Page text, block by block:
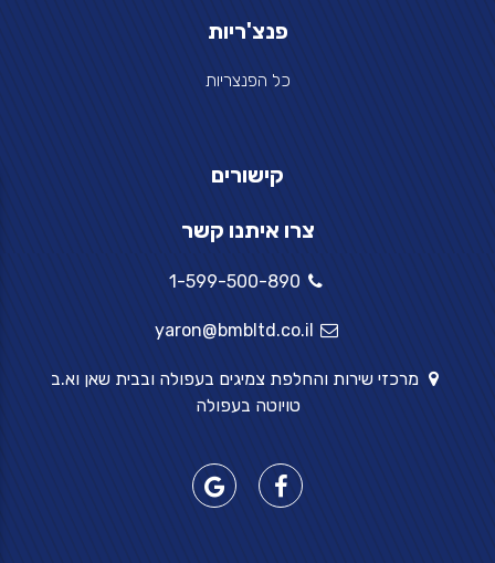
פנצ'ריות
כל הפנצריות
קישורים
צרו איתנו קשר
1-599-500-890
yaron@bmbltd.co.il
מרכזי שירות והחלפת צמיגים בעפולה ובבית שאן וא.ב
טויוטה בעפולה